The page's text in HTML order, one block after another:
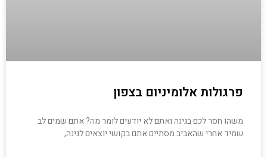
פרגולות אלומיניום בצפון
משהו חסר לכם בגינה ואתם לא יודעים לומר מה? אתם שמים לב
שמיד אחרי שהאביב מסתיים אתם בקושי יוצאים לגינה,